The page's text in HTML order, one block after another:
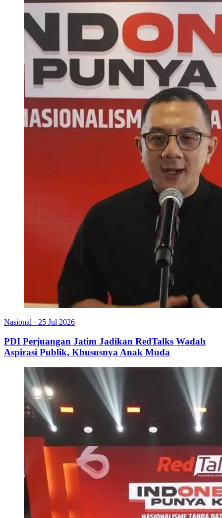
Nasional · 25 Jul 2026
PDI Perjuangan Jatim Jadikan RedTalks Wadah
Aspirasi Publik, Khususnya Anak Muda